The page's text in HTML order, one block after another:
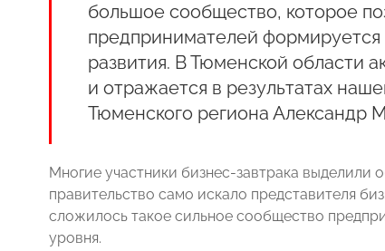
большое сообщество, которое
предпринимателей формируется
развития. В Тюменской области
и отражается в результатах
Тюменского региона Александр
Многие участники бизнес-завтрака
правительство само искало представителя
сложилось такое сильное сообщество
уровня.